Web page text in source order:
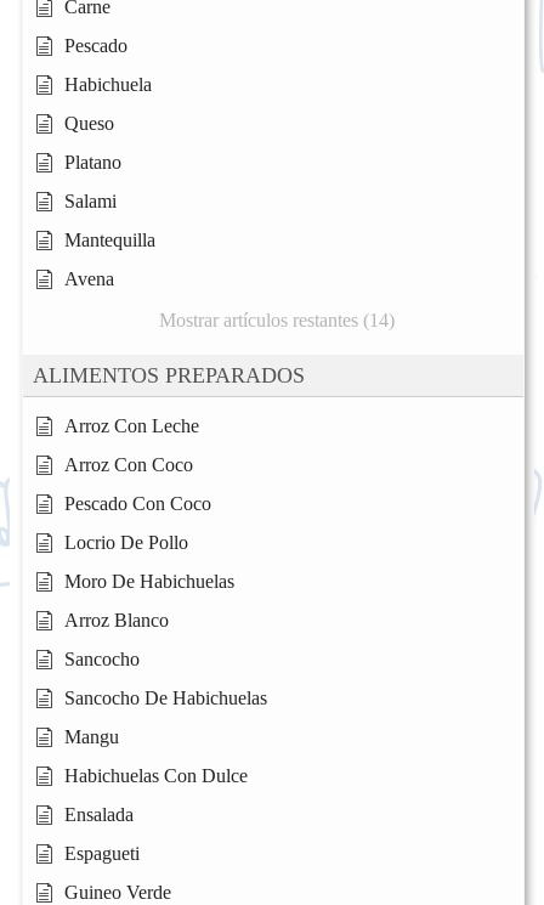
Carne
Pescado
Habichuela
Queso
Platano
Salami
Mantequilla
Avena
Mostrar artículos restantes (14)
ALIMENTOS PREPARADOS
Arroz Con Leche
Arroz Con Coco
Pescado Con Coco
Locrio De Pollo
Moro De Habichuelas
Arroz Blanco
Sancocho
Sancocho De Habichuelas
Mangu
Habichuelas Con Dulce
Ensalada
Espagueti
Guineo Verde